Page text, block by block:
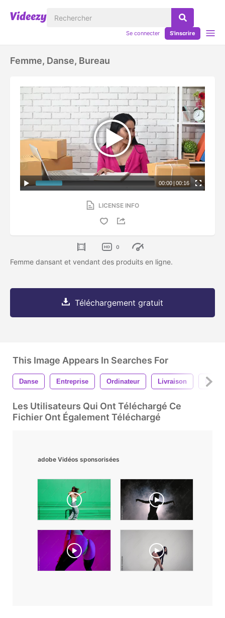
Se connecter S'inscrire
Femme, Danse, Bureau
00:00 | 00:16
LICENSE INFO
0
Femme dansant et vendant des produits en ligne.
Téléchargement gratuit
This Image Appears In Searches For
Danse Entreprise Ordinateur Livraison
Les Utilisateurs Qui Ont Téléchargé Ce
Fichier Ont Également Téléchargé
adobe Vidéos sponsorisées